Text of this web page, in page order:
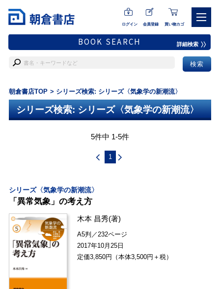
ログイン 会員登録 買い物カゴ
BOOK SEARCH 詳細検索
朝倉書店TOP シリーズ検索: シリーズ〈気象学の新潮流〉
シリーズ検索: シリーズ〈気象学の新潮流〉
5件中 1-5件
1
シリーズ〈気象学の新潮流〉
「異常気象」の考え方
木本 昌秀(著)
A5判／232ページ
2017年10月25日
定価3,850円（本体3,500円＋税）